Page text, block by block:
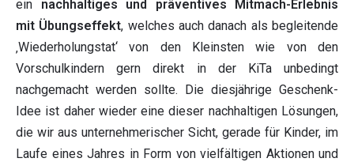
ein nachhaltiges und präventives Mitmach-Erlebnis
mit Übungseffekt, welches auch danach als begleitende
‚Wiederholungstat‘ von den Kleinsten wie von den
Vorschulkindern gern direkt in der KiTa unbedingt
nachgemacht werden sollte. Die diesjährige Geschenk-
Idee ist daher wieder eine dieser nachhaltigen Lösungen,
die wir aus unternehmerischer Sicht, gerade für Kinder, im
Laufe eines Jahres in Form von vielfältigen Aktionen und